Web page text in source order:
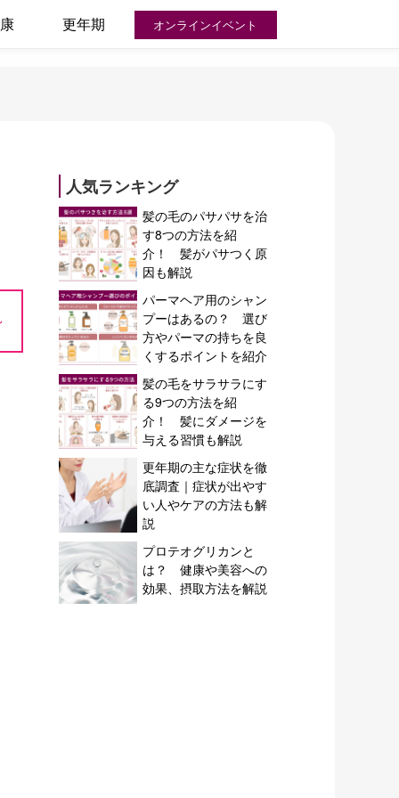
更年期 オンラインイベント
人気ランキング
髪の毛のパサパサを治
す8つの方法を紹
介！ 髪がパサつく原
因も解説
パーマヘア用のシャン
プーはあるの？ 選び
方やパーマの持ちを良
くするポイントを紹介
髪の毛をサラサラにす
る9つの方法を紹
介！ 髪にダメージを
与える習慣も解説
更年期の主な症状を徹
底調査｜症状が出やす
い人やケアの方法も解
説
プロテオグリカンと
は？ 健康や美容への
効果、摂取方法を解説